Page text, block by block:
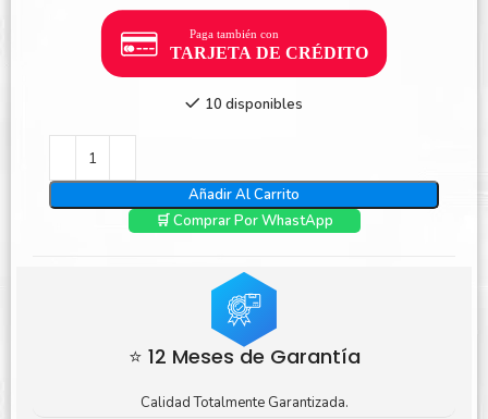
10 disponibles
Añadir Al Carrito
🛒 Comprar Por WhastApp
⭐ 12 Meses de Garantía
Calidad Totalmente Garantizada.